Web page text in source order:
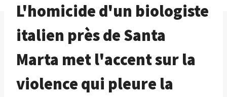
L'homicide d'un biologiste
italien près de Santa
Marta met l'accent sur la
violence qui pleure la